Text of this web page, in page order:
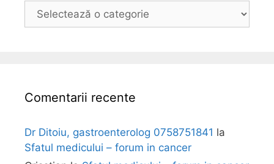
Comentarii recente
Dr Ditoiu, gastroenterolog 0758751841 la
Sfatul medicului – forum in cancer